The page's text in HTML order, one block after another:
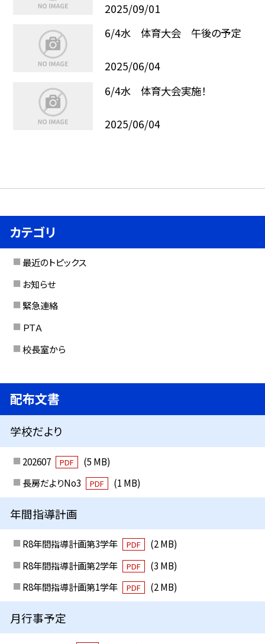
2025/09/01
6/4水 体育大会 午後の予定
2025/06/04
6/4水 体育大会実施！
2025/06/04
カテゴリ
最近のトピックス
お知らせ
緊急連絡
ＰＴＡ
校長室から
配布文書
学校だより
202607 PDF
(5 MB)
長房だよりNo3
PDF (1 MB)
年間指導計画
R8年間指導計画第3学年 PDF
(2 MB)
R8年間指導計画第2学年
PDF
(3 MB)
R8年間指導計画第1学年
PDF (2 MB)
月行事予定